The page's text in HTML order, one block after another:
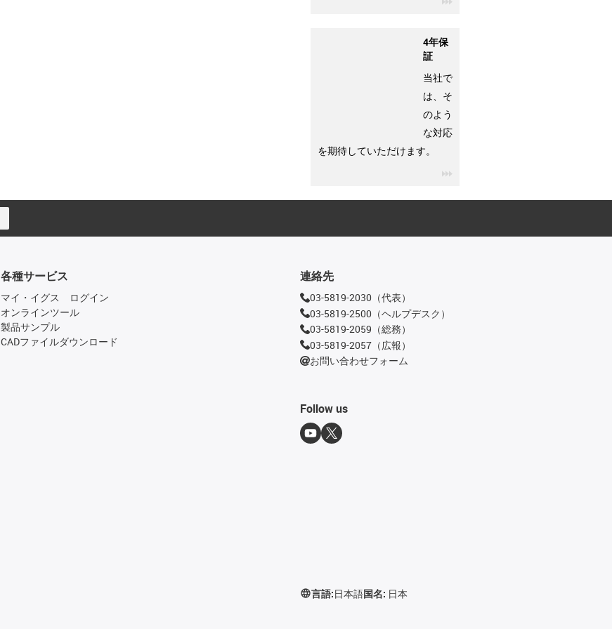
4年保
証
当社で
は、そ
のよう
な対応
を期待していただけます。
各種サービス
マイ・イグス ログイン
オンラインツール
製品サンプル
CADファイルダウンロード
連絡先
03-5819-2030（代表）
03-5819-2500（ヘルプデスク）
03-5819-2059（総務）
03-5819-2057（広報）
お問い合わせフォーム
Follow us
言語:日本語国名: 日本